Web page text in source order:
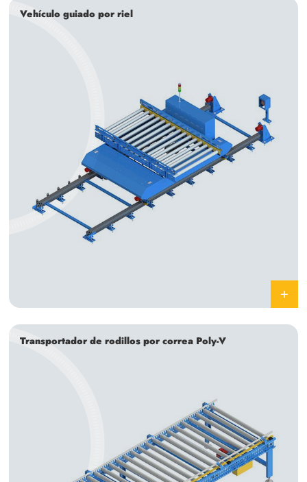
Vehículo guiado por riel
Transportador de rodillos por correa Poly-V